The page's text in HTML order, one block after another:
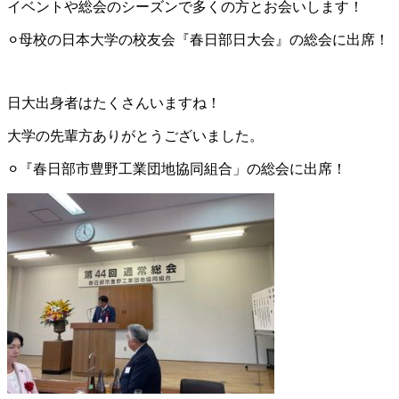
イベントや総会のシーズンで多くの方とお会いします！
⚪︎母校の日本大学の校友会『春日部日大会』の総会に出席！
日大出身者はたくさんいますね！
大学の先輩方ありがとうございました。
⚪︎『春日部市豊野工業団地協同組合」の総会に出席！